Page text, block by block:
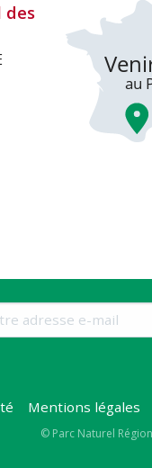
des
Mentions légales
Copyright
© Parc Naturel